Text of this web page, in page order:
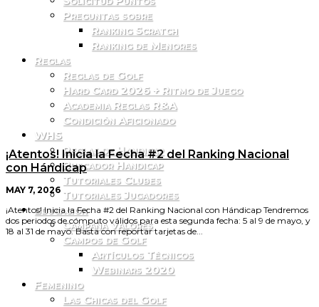
Preguntas sobre
Ranking Scratch
Ranking de Menores
Reglas
Reglas de Golf
Hard Card 2026 + Ritmo de Juego
Academia Reglas R&A
Condición Aficionado
WHS
Reglas de Handicap
Buscador Handicap
Tutoriales Clubes
Tutoriales Jugadores
Educación
Campaña Valores
Campos de Golf
Artículos Técnicos
Webinars 2020
Femenino
Las Chicas del Golf
¡Atentos! Inicia la Fecha #2 del Ranking Nacional
con Hándicap
MAY 7, 2026
¡Atentos! Inicia la Fecha #2 del Ranking Nacional con Hándicap Tendremos
dos periodos de cómputo válidos para esta segunda fecha: 5 al 9 de mayo, y
18 al 31 de mayo. Basta con reportar tarjetas de...